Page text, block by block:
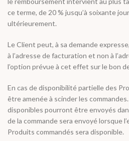
ce terme, de 20 % jusqu’à soixante
ultérieurement.
Le Client peut, à sa demande
à l’adresse de facturation et non à
l’option prévue à cet effet sur le bon
En cas de disponibilité partielle des
être amenée à scinder les
disponibles pourront être envoyés
de la commande sera envoyé lorsque
Produits commandés sera disponible.